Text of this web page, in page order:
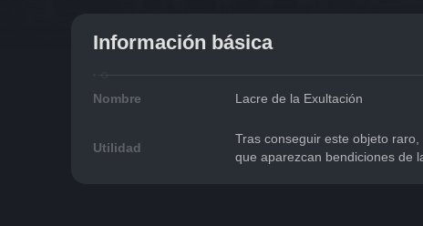
Información básica
Nombre Lacre de la Exultación
Utilidad
Tras conseguir este objeto
que aparezcan bendiciones de